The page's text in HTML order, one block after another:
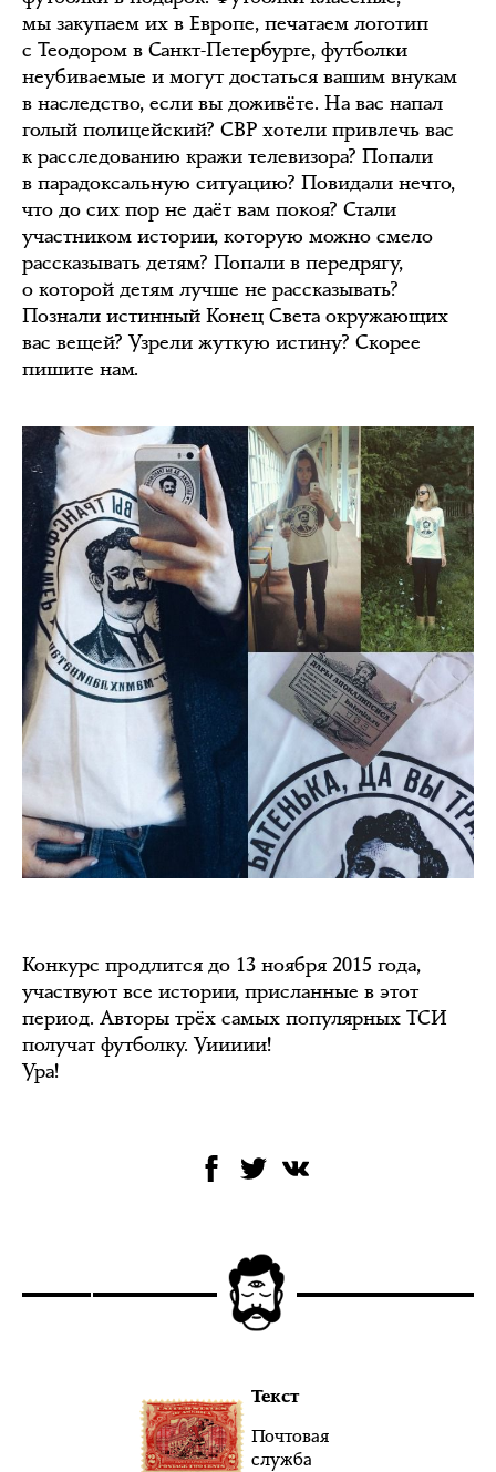
мы закупаем их в Европе, печатаем логотип
с Теодором в Санкт-Петербурге, футболки
неубиваемые и могут достаться вашим внукам
в наследство, если вы доживёте. На вас напал
голый полицейский? СВР хотели привлечь вас
к расследованию кражи телевизора? Попали
в парадоксальную ситуацию? Повидали нечто,
что до сих пор не даёт вам покоя? Стали
участником истории, которую можно смело
рассказывать детям? Попали в передрягу,
о которой детям лучше не рассказывать?
Познали истинный Конец Света окружающих
вас вещей? Узрели жуткую истину? Скорее
пишите нам.
Конкурс продлится до 13 ноября 2015 года,
участвуют все истории, присланные в этот
период. Авторы трёх самых популярных ТСИ
получат футболку. Уиииии!
Ура!
Текст
Почтовая
служба